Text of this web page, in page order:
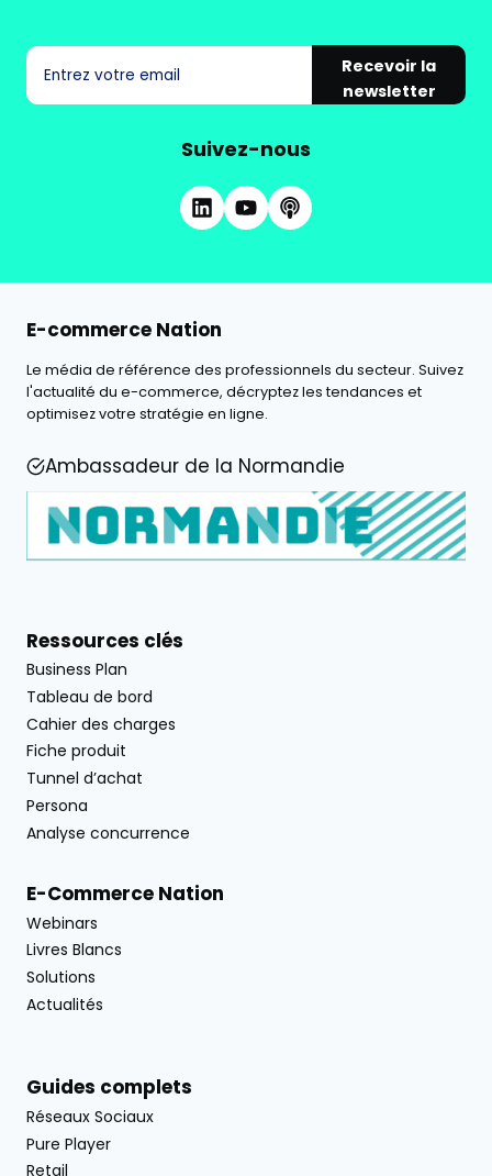
Recevoir la
newsletter
Suivez-nous
E-commerce Nation
Le média de référence des professionnels du secteur. Suivez
l'actualité du e-commerce, décryptez les tendances et
optimisez votre stratégie en ligne.
Ambassadeur de la Normandie
Ressources clés
Business Plan
Tableau de bord
Cahier des charges
Fiche produit
Tunnel d’achat
Persona
Analyse concurrence
E-Commerce Nation
Webinars
Livres Blancs
Solutions
Actualités
Guides complets
Réseaux Sociaux
Pure Player
Retail